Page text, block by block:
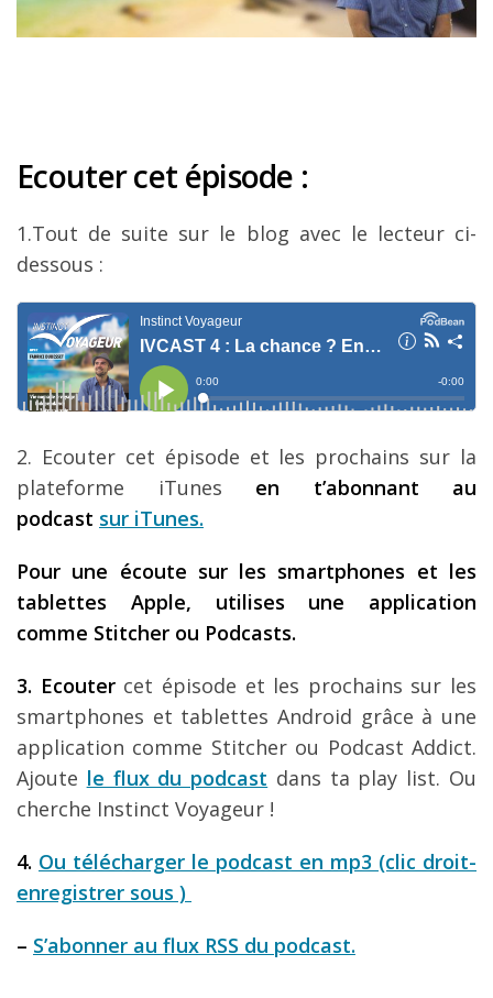
Louer une voiture !
Ecouter cet épisode :
1.Tout de suite sur le blog avec le lecteur ci-
dessous :
2. Ecouter cet épisode et les prochains sur la
plateforme iTunes en t’abonnant au
podcast sur iTunes.
Pour une écoute sur les smartphones et les
tablettes Apple, utilises une application
comme Stitcher ou Podcasts.
3. Ecouter cet épisode et les prochains sur les
smartphones et tablettes Android grâce à une
application comme Stitcher ou Podcast Addict.
Ajoute le flux du podcast dans ta play list. Ou
cherche Instinct Voyageur !
4. Ou télécharger le podcast en mp3 (clic droit-
enregistrer sous )
– S’abonner au flux RSS du podcast.